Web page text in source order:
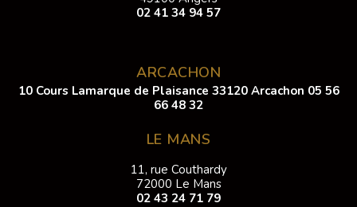
02 41 34 94 57
ARCACHON
10 Cours Lamarque de Plaisance 33120 Arcachon 05 56
66 48 32
LE MANS
11, rue Couthardy
72000 Le Mans
02 43 24 71 79